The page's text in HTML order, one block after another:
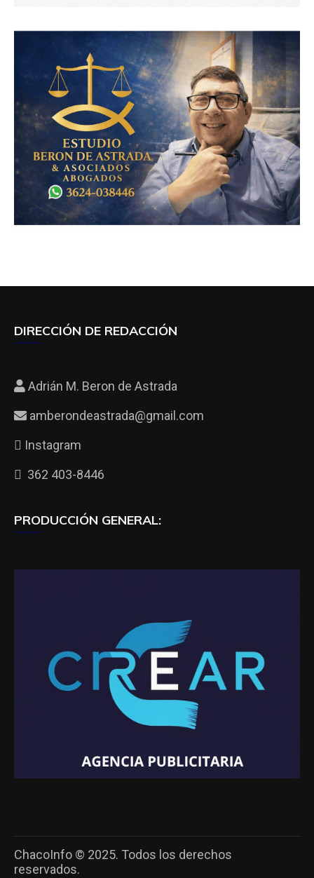
DIRECCIÓN DE REDACCIÓN
Adrián M. Beron de Astrada
amberondeastrada@gmail.com
Instagram
362 403-8446
PRODUCCIÓN GENERAL:
ChacoInfo © 2025. Todos los derechos
reservados.